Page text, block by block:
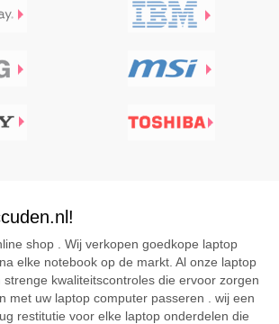
shop . Wij verkopen goedkope laptop
elke notebook op de markt. Al onze laptop
kwaliteitscontroles die ervoor zorgen
met uw laptop computer passeren . wij een
restitutie voor elke laptop onderdelen die